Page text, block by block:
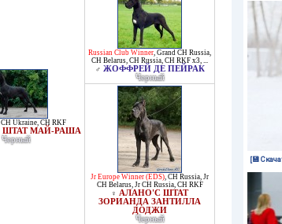
CH Ukraine, CH RKF
ШТАТ МАЙ-РАША
Черный
Russian Club Winner, Grand CH Russia,
CH Belarus, CH Russia, CH RKF x3, ...
♂ ЖОФФРЕЙ ДЕ ПЕЙРАК
Черный
Jr Europe Winner (EDS), CH Russia, Jr
CH Belarus, Jr CH Russia, CH RKF
♀ АЛАНО'С ШТАТ
ЗОРИАНДА ЗАНТИЛЛА
ДОДЖИ
Черный
[💾